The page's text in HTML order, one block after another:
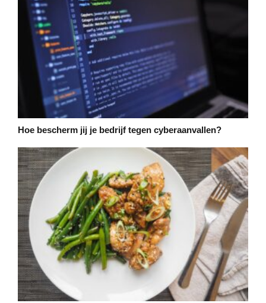
Hoe bescherm jij je bedrijf tegen cyberaanvallen?